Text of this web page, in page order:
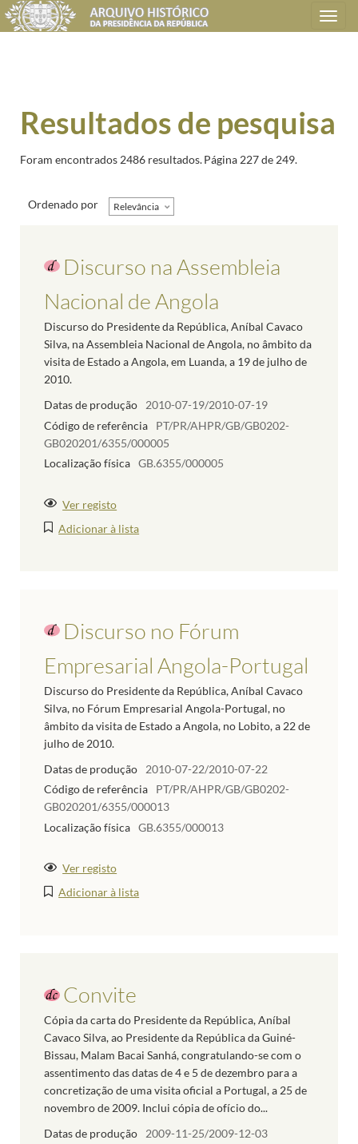
Toggle
navigation
Resultados de pesquisa
Foram encontrados 2486 resultados.Página 227 de 249.
Ordenado por Relevância
Discurso na Assembleia
Nacional de Angola
Discurso do Presidente da República, Aníbal Cavaco
Silva, na Assembleia Nacional de Angola, no âmbito da
visita de Estado a Angola, em Luanda, a 19 de julho de
2010.
Datas de produção
2010-07-19/2010-07-19
Código de referência
PT/PR/AHPR/GB/GB0202-
GB020201/6355/000005
Localização física GB.6355/000005
Ver registo
Adicionar à lista
Discurso no Fórum
Empresarial Angola-Portugal
Discurso do Presidente da República, Aníbal Cavaco
Silva, no Fórum Empresarial Angola-Portugal, no
âmbito da visita de Estado a Angola, no Lobito, a 22 de
julho de 2010.
Datas de produção
2010-07-22/2010-07-22
Código de referência
PT/PR/AHPR/GB/GB0202-
GB020201/6355/000013
Localização física GB.6355/000013
Ver registo
Adicionar à lista
Convite
Cópia da carta do Presidente da República, Aníbal
Cavaco Silva, ao Presidente da República da Guiné-
Bissau, Malam Bacai Sanhá, congratulando-se com o
assentimento das datas de 4 e 5 de dezembro para a
concretização de uma visita oficial a Portugal, a 25 de
novembro de 2009. Inclui cópia de ofício do...
Datas de produção
2009-11-25/2009-12-03